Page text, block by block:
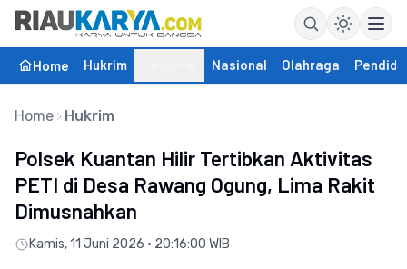
Home Hukrim Nasional Olahraga
Home Hukrim
Polsek Kuantan Hilir Tertibkan Aktivitas
PETI di Desa Rawang Ogung, Lima Rakit
Dimusnahkan
Kamis, 11 Juni 2026 • 20:16:00 WIB